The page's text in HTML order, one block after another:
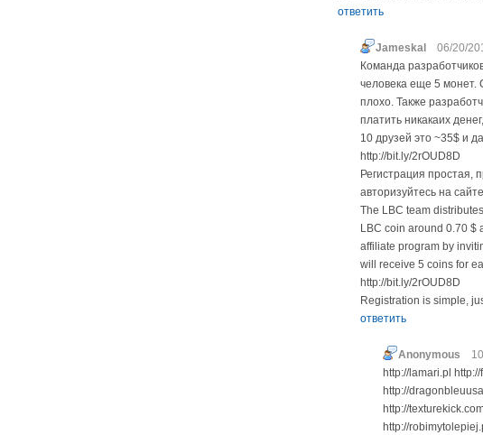
ответить
Jameskal
06/20/
Команда
человека еще 5 монет.
плохо. Также
платить никакаих
10 друзей это ~35$ и
http://bit.ly/2rOUD8D
Регистрация простая,
авторизуйтесь на
The LBC team
LBC coin around 0.70 $
affiliate program by
will receive 5 coins for
http://bit.ly/2rOUD8D
Registration is simple,
ответить
Anonymous
http://lamari.pl
http://
http://
http://